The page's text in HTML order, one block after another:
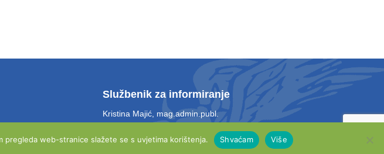
Službenik za informiranje
Kristina Majić, mag.admin.publ.
Tel: 021 661 028
pregleda web-stranice slažete se s uvjetima korištenja. Shvaćam Više